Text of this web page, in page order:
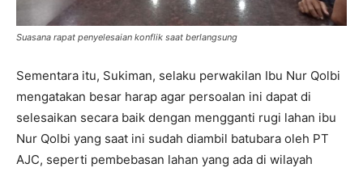
Suasana rapat penyelesaian konflik saat berlangsung
Sementara itu, Sukiman, selaku perwakilan Ibu Nur Qolbi
mengatakan besar harap agar persoalan ini dapat di
selesaikan secara baik dengan mengganti rugi lahan ibu
Nur Qolbi yang saat ini sudah diambil batubara oleh PT
AJC, seperti pembebasan lahan yang ada di wilayah